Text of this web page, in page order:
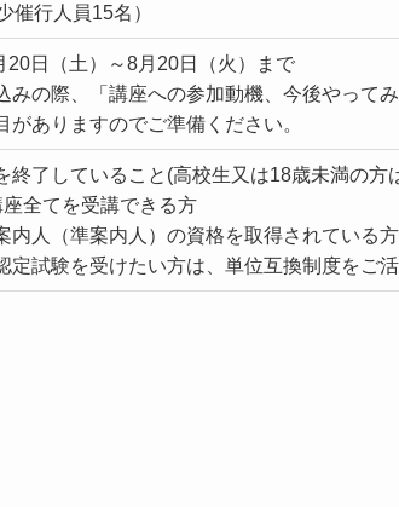
催行人員15名）
20日（土）～8月20日（火）まで
みの際、「講座への参加動機、今後やって
がありますのでご準備ください。
終了していること(高校生又は18歳未満の方
全てを受講できる方
内人（準案内人）の資格を取得されている
定試験を受けたい方は、単位互換制度をご活